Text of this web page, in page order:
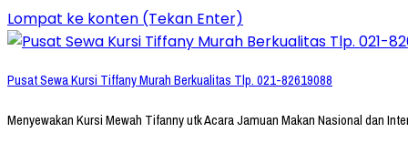
Lompat ke konten (Tekan Enter)
Pusat Sewa Kursi Tiffany Murah Berkualitas Tlp. 021-82619088
Menyewakan Kursi Mewah Tifanny utk Acara Jamuan Makan Nasional dan